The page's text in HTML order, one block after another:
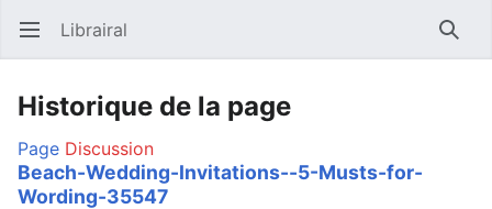
Ouvrir le menu principal Librairal
Historique de la page
Page Discussion
Beach-Wedding-Invitations--5-Musts-for-
Wording-35547